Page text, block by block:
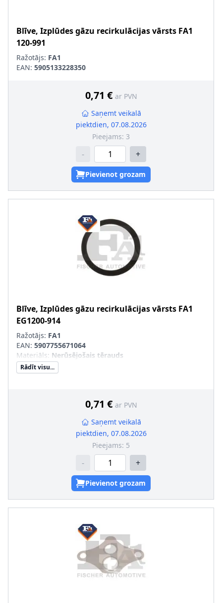
Blīve, Izplūdes gāzu recirkulācijas vārsts FA1
120-991
Ražotājs: FA1
EAN: 5905133228350
0,71 € ar PVN
Saņemt veikalā
piektdien, 07.08.2026
Pieejams: 3
- +
Pievienot grozam
Blīve, Izplūdes gāzu recirkulācijas vārsts FA1
EG1200-914
Ražotājs: FA1
EAN: 5907755671064
Materiāls: Nerūsējošais tērauds
Rādīt visu...
0,71 € ar PVN
Saņemt veikalā
piektdien, 07.08.2026
Pieejams: 5
- +
Pievienot grozam